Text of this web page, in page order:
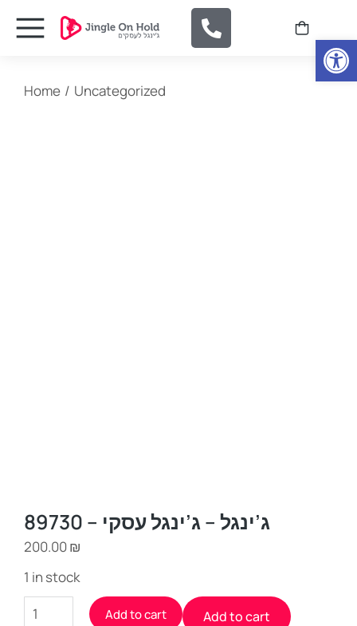
You are here:
Home Uncategorized
ג’ינגל – ג’ינגל עסקי – 89730
200.00₪
1 in stock
Add to cart Add to cart